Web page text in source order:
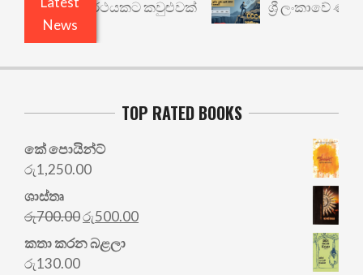
News
වෙනත් යථාර්ථයකට කවුළුවක් ශ්‍රී ලංකාවේ ණය
TOP RATED BOOKS
කේ පොයින්ට්
රු1,250.00
ශාස්තෘ
රු700.00Original
price
was:
රු500.00Current
කතා කරන බළලා
රු130.00